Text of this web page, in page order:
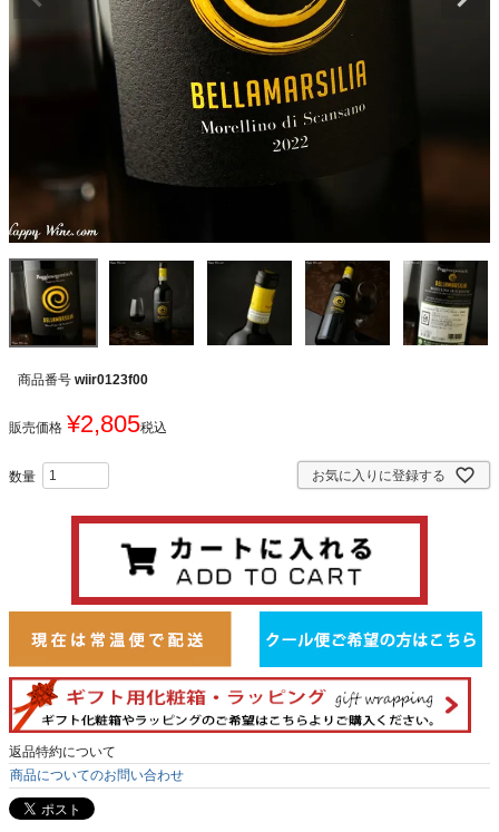
商品番号 wiir0123f00
販売価格 ¥2,805税込
お気に入りに登録する
返品特約について
商品についてのお問い合わせ